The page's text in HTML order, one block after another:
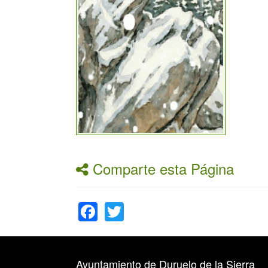
Comparte esta Página
Facebook
Ayuntamiento de Duruelo de la Sierra